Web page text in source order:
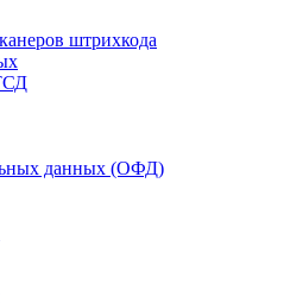
штрихкода
данных (ОФД)